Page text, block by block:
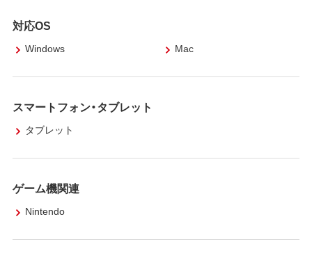
対応OS
Windows Mac
スマートフォン・タブレット
タブレット
ゲーム機関連
Nintendo